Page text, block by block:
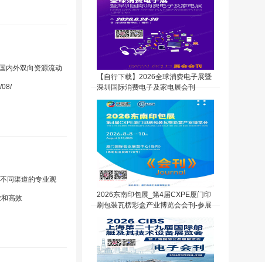
内外双向资源流动
08/
同渠道的专业观
高效
【自行下载】2026全球消费电子展暨
深圳国际消费电子及家电展会刊
2026东南印包展_第4届CXPE厦门印
刷包装瓦楞彩盒产业博览会会刊-参展